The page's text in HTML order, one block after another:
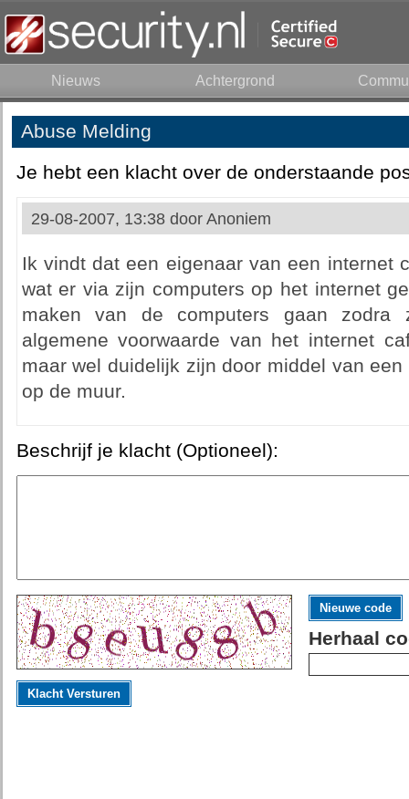
Nieuws Achtergrond
Abuse Melding
Je hebt een klacht over de onderstaande
29-08-2007, 13:38 door Anoniem
Ik vindt dat een eigenaar van een internet
wat er via zijn computers op het internet
maken van de computers gaan zodra
algemene voorwaarde van het internet
maar wel duidelijk zijn door middel van
op de muur.
Beschrijf je klacht (Optioneel):
Nieuwe code
Herhaal
Klacht Versturen